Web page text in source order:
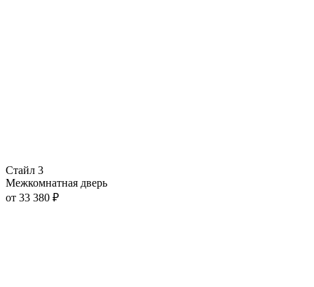
Стайл 3
Межкомнатная дверь
от 33 380 ₽